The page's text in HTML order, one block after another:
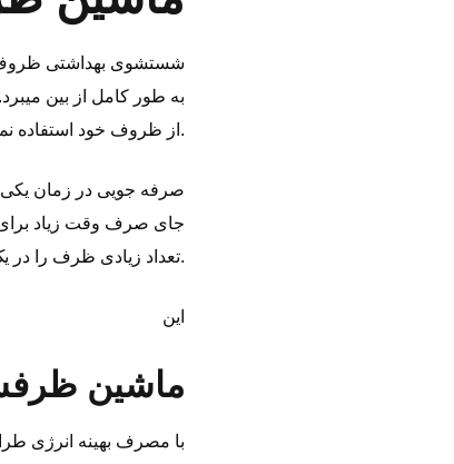
به‌ طور کامل از بین
از ظروف خود استفاده نمایید.
صرفه‌ جویی در زمان
جای صرف وقت زیاد
تعداد زیادی ظرف را در یک مرحله فراهم میسازد.
این
ماشین
با مصرف بهینه انرژی